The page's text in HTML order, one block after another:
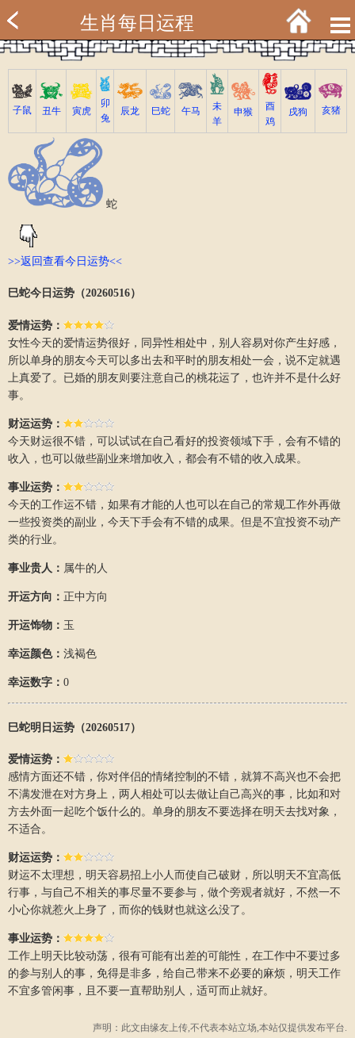
生肖每日运程
子鼠 丑牛 寅虎
卯
兔
辰龙 巳蛇 午马
未
羊
申猴
酉
鸡
戌狗 亥猪
蛇
>>返回查看今日运势<<
巳蛇今日运势（20260516）
爱情运势：
女性今天的爱情运势很好，同异性相处中，别人容易对你产生好感，
所以单身的朋友今天可以多出去和平时的朋友相处一会，说不定就遇
上真爱了。已婚的朋友则要注意自己的桃花运了，也许并不是什么好
事。
财运运势：
今天财运很不错，可以试试在自己看好的投资领域下手，会有不错的
收入，也可以做些副业来增加收入，都会有不错的收入成果。
事业运势：
今天的工作运不错，如果有才能的人也可以在自己的常规工作外再做
一些投资类的副业，今天下手会有不错的成果。但是不宜投资不动产
类的行业。
事业贵人： 属牛的人
开运方向： 正中方向
开运饰物： 玉
幸运颜色： 浅褐色
幸运数字： 0
巳蛇明日运势（20260517）
爱情运势：
感情方面还不错，你对伴侣的情绪控制的不错，就算不高兴也不会把
不满发泄在对方身上，两人相处可以去做让自己高兴的事，比如和对
方去外面一起吃个饭什么的。单身的朋友不要选择在明天去找对象，
不适合。
财运运势：
财运不太理想，明天容易招上小人而使自己破财，所以明天不宜高低
行事，与自己不相关的事尽量不要参与，做个旁观者就好，不然一不
小心你就惹火上身了，而你的钱财也就这么没了。
事业运势：
工作上明天比较动荡，很有可能有出差的可能性，在工作中不要过多
的参与别人的事，免得是非多，给自己带来不必要的麻烦，明天工作
不宜多管闲事，且不要一直帮助别人，适可而止就好。
声明：此文由缘友上传,不代表本站立场,本站仅提供发布平台.